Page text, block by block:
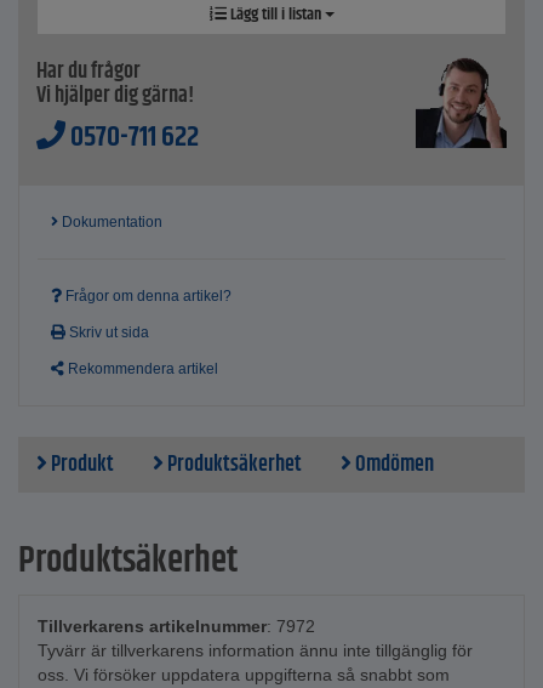
Lägg till i listan
Har du frågor
Vi hjälper dig gärna!
0570-711 622
Dokumentation
Frågor om denna artikel?
Skriv ut sida
Rekommendera artikel
Produkt Produktsäkerhet Omdömen
Produktsäkerhet
Tillverkarens artikelnummer: 7972
Tyvärr är tillverkarens information ännu inte tillgänglig för
oss. Vi försöker uppdatera uppgifterna så snabbt som